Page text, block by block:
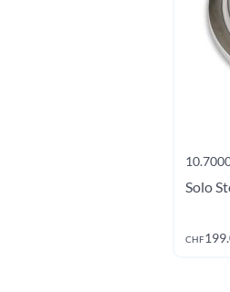
Solo
CHF